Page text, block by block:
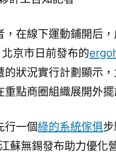
，在線下運動鋪開后
京市日前發布的
狀況實行計劃顯示
點商圈組織展開外擺
行一個綠的系統傢俱
蘇無錫發布助力優化